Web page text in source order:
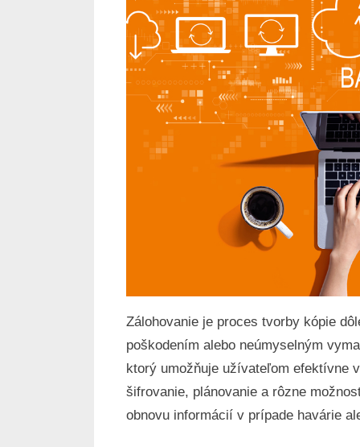
Zálohovanie je proces tvorby kópie
poškodením alebo neúmyselným
ktorý umožňuje užívateľom efektívne
šifrovanie, plánovanie a rôzne
obnovu informácií v prípade havárie